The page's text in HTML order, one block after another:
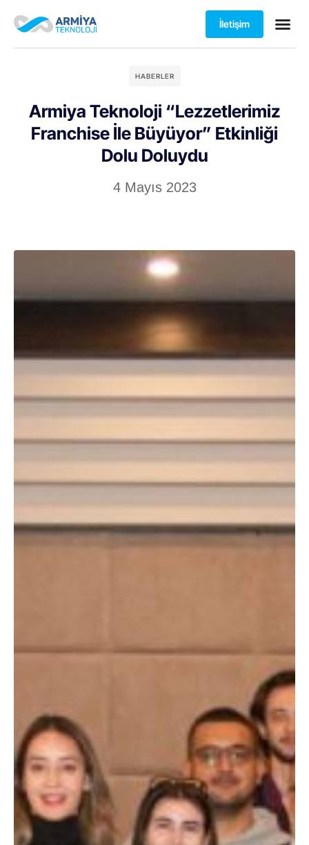
İletişim
HABERLER
Armiya Teknoloji “Lezzetlerimiz
Franchise İle Büyüyor” Etkinliği
Dolu Doluydu
4 Mayıs 2023